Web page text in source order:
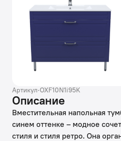
Артикул·OXF10N1i95K
Описание
Вместительная напольная
синем оттенке – модное
стиля и стиля ретро. Она